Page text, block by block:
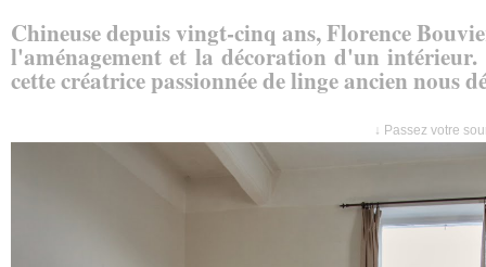
Chineuse depuis vingt-cinq ans, Florence
l'aménagement et la décoration d'un intérieur.
cette créatrice passionnée de linge ancien nous
↓ Passez votre